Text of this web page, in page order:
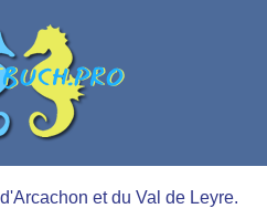
et du Val de Leyre.